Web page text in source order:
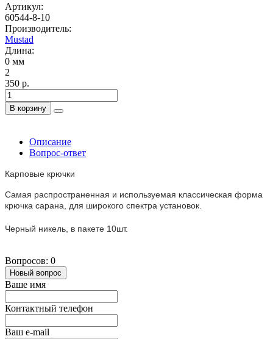
Артикул:
60544-8-10
Производитель:
Mustad
Длина:
0 мм
2
350 р.
В корзину
Описание
Вопрос-ответ
Карповые крючки
Самая распространенная и используемая классическая форма
крючка сарана, для широкого спектра установок.
Черный никель, в пакете 10шт.
Вопросов: 0
Новый вопрос
Ваше имя
Контактный телефон
Ваш e-mail